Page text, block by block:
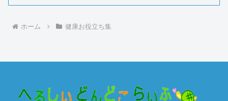
ホーム 健康お役立ち集